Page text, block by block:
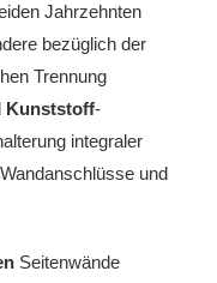
Jahrzehnten
bezüglich der
Trennung
Kunststoff-
integraler
und
Seitenwände